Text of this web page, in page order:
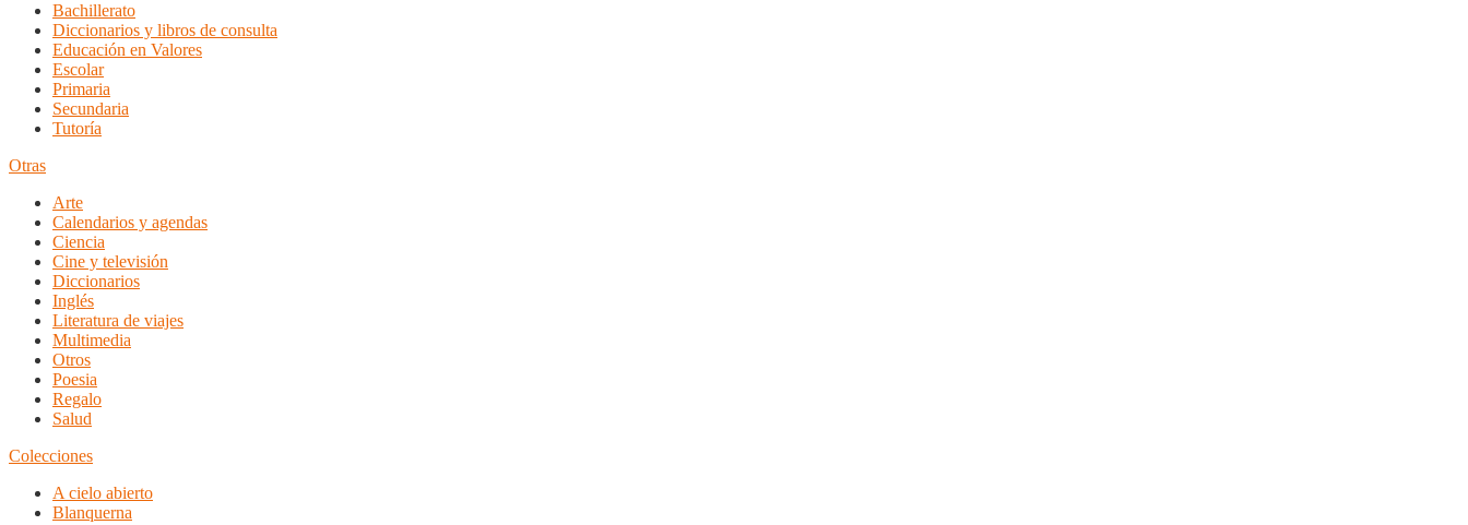
Bachillerato
Diccionarios y libros de consulta
Educación en Valores
Escolar
Primaria
Secundaria
Tutoría
Otras
Arte
Calendarios y agendas
Ciencia
Cine y televisión
Diccionarios
Inglés
Literatura de viajes
Multimedia
Otros
Poesia
Regalo
Salud
Colecciones
A cielo abierto
Blanquerna